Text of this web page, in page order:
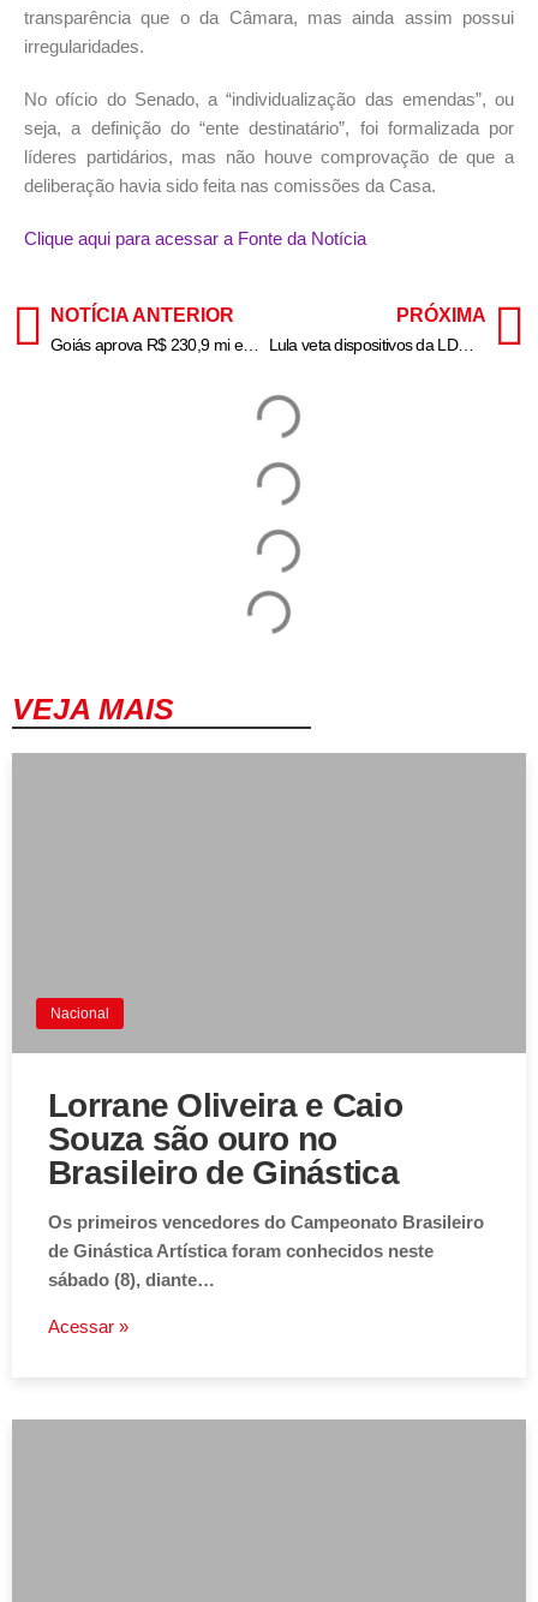
transparência que o da Câmara, mas ainda assim possui
irregularidades.
No ofício do Senado, a “individualização das emendas”, ou
seja, a definição do “ente destinatário”, foi formalizada por
líderes partidários, mas não houve comprovação de que a
deliberação havia sido feita nas comissões da Casa.
Clique aqui para acessar a Fonte da Notícia
NOTÍCIA ANTERIOR
Goiás aprova R$ 230,9 mi em financiamentos rurais do FCO
PRÓXIMA
Lula veta dispositivos da LDO que blindavam emendas parlamentares
VEJA MAIS
Nacional
Lorrane Oliveira e Caio
Souza são ouro no
Brasileiro de Ginástica
Os primeiros vencedores do Campeonato Brasileiro
de Ginástica Artística foram conhecidos neste
sábado (8), diante…
Acessar »